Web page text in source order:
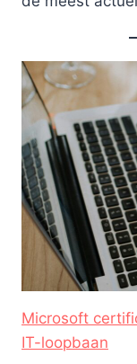
Microsoft
IT-loopbaan